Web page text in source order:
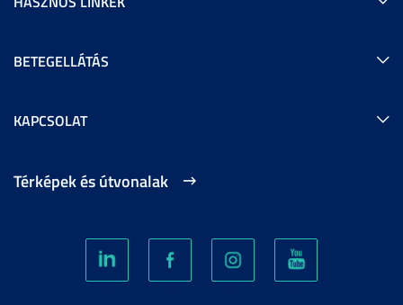
BETEGELLÁTÁS
KAPCSOLAT
Térképek és útvonalak